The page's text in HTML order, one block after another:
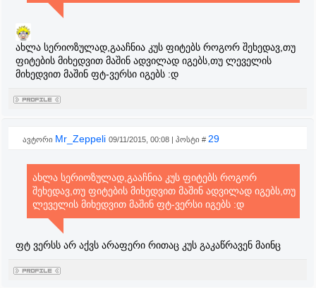
ახლა სერიოზულად,გააჩნია კუს ფიტებს როგორ შეხედავ,თუ
ფიტების მიხედვით მაშინ ადვილად იგებს,თუ ლეველის
მიხედვით მაშინ ფტ-ვერსი იგებს :დ
ავტორი Mr_Zeppeli 09/11/2015, 00:08 | პოსტი # 29
ახლა სერიოზულად,გააჩნია კუს ფიტებს როგორ
შეხედავ,თუ ფიტების მიხედვით მაშინ ადვილად იგებს,თუ
ლეველის მიხედვით მაშინ ფტ-ვერსი იგებს :დ
ფტ ვერსს არ აქვს არაფერი რითაც კუს გაკაწრავენ მაინც